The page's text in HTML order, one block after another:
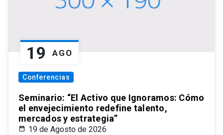
19 AGO
Conferencias
Seminario: “El Activo que Ignoramos: Cómo
el envejecimiento redefine talento,
mercados y estrategia”
19 de Agosto de 2026